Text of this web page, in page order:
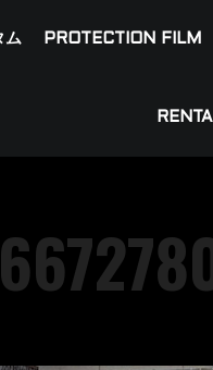
ム PROTECTION FILM